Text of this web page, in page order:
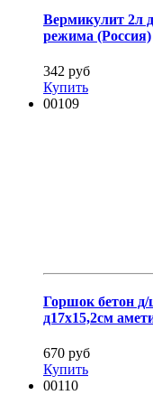
Вермикулит 2л
режима (Россия)
342 руб
Купить
00109
Горшок бетон
д17х15,2см
670 руб
Купить
00110